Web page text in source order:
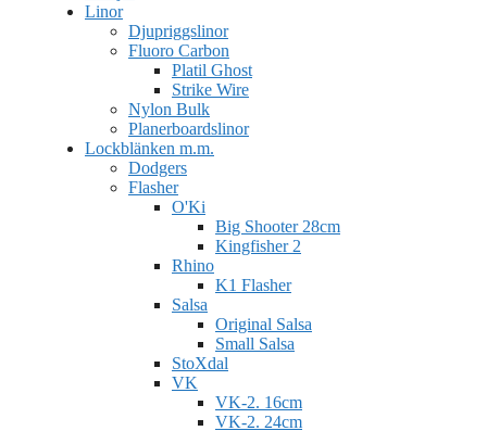
Linor
Djupriggslinor
Fluoro Carbon
Platil Ghost
Strike Wire
Nylon Bulk
Planerboardslinor
Lockblänken m.m.
Dodgers
Flasher
O'Ki
Big Shooter 28cm
Kingfisher 2
Rhino
K1 Flasher
Salsa
Original Salsa
Small Salsa
StoXdal
VK
VK-2. 16cm
VK-2. 24cm